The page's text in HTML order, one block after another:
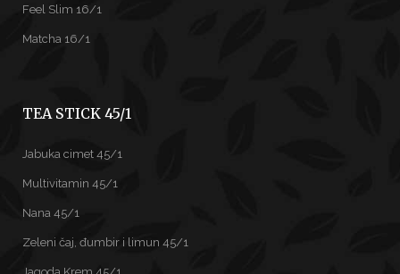
Feel Slim 16/1
Matcha 16/1
TEA STICK 45/1
Jabuka cimet 45/1
Multivitamin 45/1
Nana 45/1
Zeleni čaj, đumbir i limun 45/1